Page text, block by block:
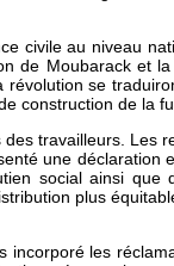
civile au niveau
de Moubarack et
se
construction de la
travailleurs. Les
une déclaration
social ainsi que
plus
incorporé les